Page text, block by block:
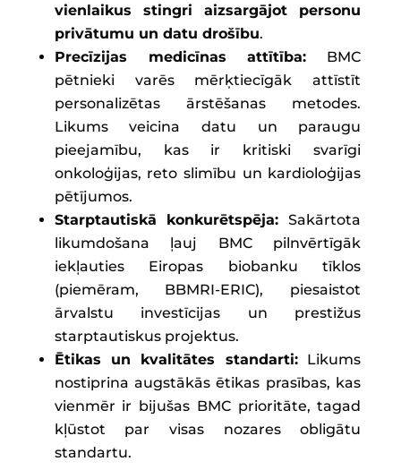
vienlaikus stingri aizsargājot personu
privātumu un datu drošību.
Precīzijas medicīnas attītība: BMC
pētnieki varēs mērķtiecīgāk attīstīt
personalizētas ārstēšanas metodes.
Likums veicina datu un paraugu
pieejamību, kas ir kritiski svarīgi
onkoloģijas, reto slimību un kardioloģijas
pētījumos.
Starptautiskā konkurētspēja: Sakārtota
likumdošana ļauj BMC pilnvērtīgāk
iekļauties Eiropas biobanku tīklos
(piemēram, BBMRI-ERIC), piesaistot
ārvalstu investīcijas un prestižus
starptautiskus projektus.
Ētikas un kvalitātes standarti:Likums
nostiprina augstākās ētikas prasības, kas
vienmēr ir bijušas BMC prioritāte, tagad
kļūstot par visas nozares obligātu
standartu.